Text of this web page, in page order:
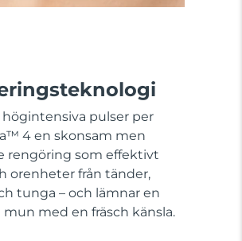
högintensiva pulser per
4 en skonsam men
rengöring som effektivt
orenheter från tänder,
tunga – och lämnar en
med en fräsch känsla.